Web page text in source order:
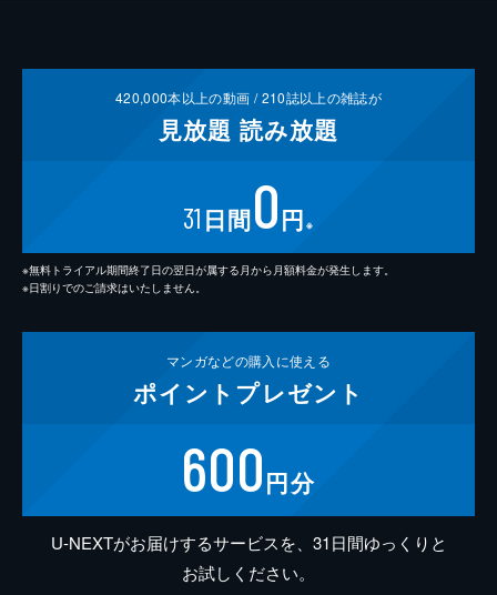
420,000本以上の動画 /210誌以上の雑誌が
見放題 読み放題
31 日間0円 ※
※無料トライアル期間終了日の翌日が属する月から月額料金が発生します。
※日割りでのご請求はいたしません。
マンガなどの購入に使える
ポイント プレゼント
600円分
U-NEXTがお届けするサービスを、31日間ゆっくりと
お試しください。